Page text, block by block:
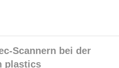
Scannern bei der
plastics